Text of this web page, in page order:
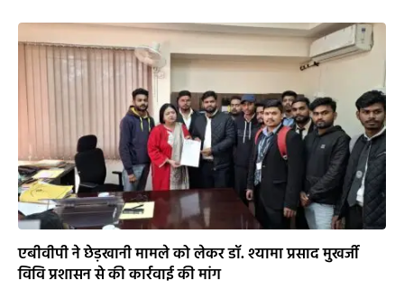
एबीवीपी ने छेड़खानी मामले को लेकर डॉ. श्यामा प्रसाद मुखर्जी
विवि प्रशासन से की कार्रवाई की मांग